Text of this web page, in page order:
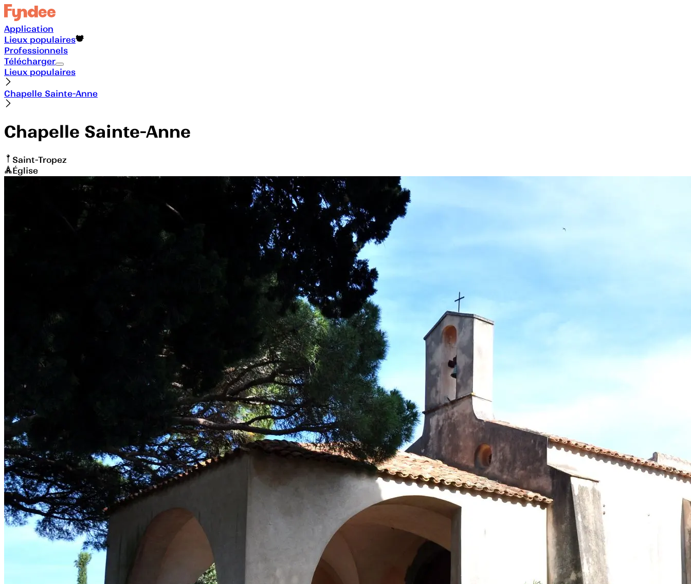
Application
Lieux populaires
Professionnels
Télécharger
Lieux populaires
Chapelle Sainte-Anne
Chapelle Sainte-Anne
Saint-Tropez
Église